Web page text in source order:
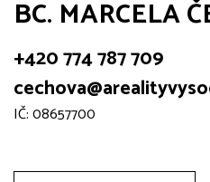
BC. MARCELA
+420 774 787 709
IČ: 08657700